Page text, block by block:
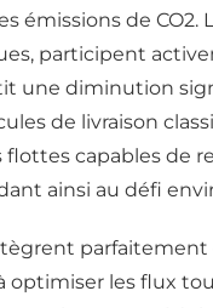
émissions de CO2.
participent
une diminution
de livraison
capables de
ainsi au défi
optimiser les flux